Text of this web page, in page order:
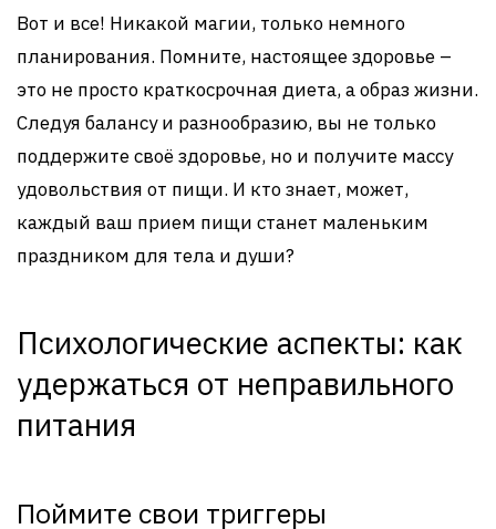
Вот и все! Никакой магии, только немного
планирования. Помните, настоящее здоровье –
это не просто краткосрочная диета, а образ жизни.
Следуя балансу и разнообразию, вы не только
поддержите своё здоровье, но и получите массу
удовольствия от пищи. И кто знает, может,
каждый ваш прием пищи станет маленьким
праздником для тела и души?
Психологические аспекты: как
удержаться от неправильного
питания
Поймите свои триггеры